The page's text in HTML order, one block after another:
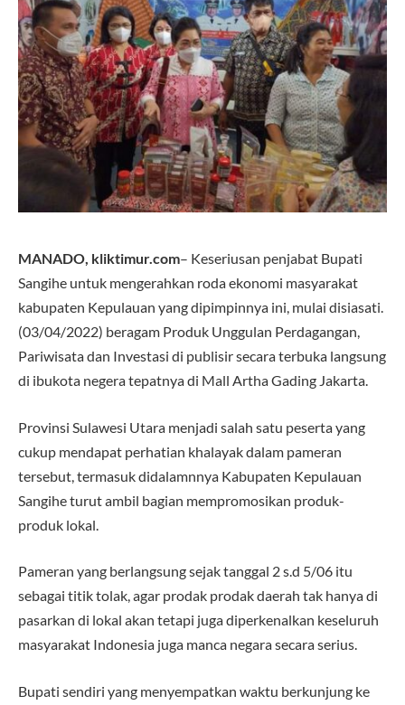
MANADO, kliktimur.com– Keseriusan penjabat Bupati
Sangihe untuk mengerahkan roda ekonomi masyarakat
kabupaten Kepulauan yang dipimpinnya ini, mulai disiasati.
(03/04/2022) beragam Produk Unggulan Perdagangan,
Pariwisata dan Investasi di publisir secara terbuka langsung
di ibukota negera tepatnya di Mall Artha Gading Jakarta.
Provinsi Sulawesi Utara menjadi salah satu peserta yang
cukup mendapat perhatian khalayak dalam pameran
tersebut, termasuk didalamnnya Kabupaten Kepulauan
Sangihe turut ambil bagian mempromosikan produk-
produk lokal.
Pameran yang berlangsung sejak tanggal 2 s.d 5/06 itu
sebagai titik tolak, agar prodak prodak daerah tak hanya di
pasarkan di lokal akan tetapi juga diperkenalkan keseluruh
masyarakat Indonesia juga manca negara secara serius.
Bupati sendiri yang menyempatkan waktu berkunjung ke